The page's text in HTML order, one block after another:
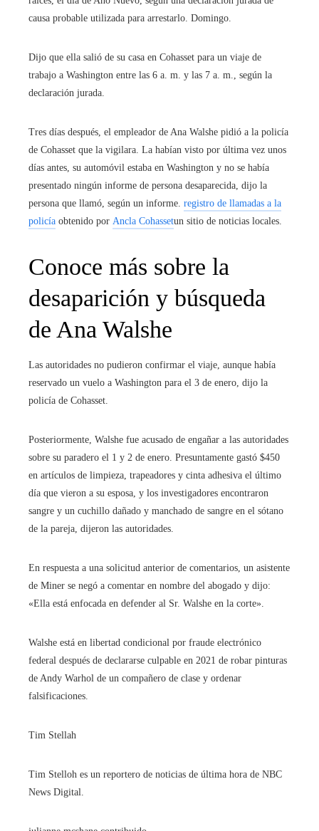
causa probable utilizada para arrestarlo. Domingo.
Dijo que ella salió de su casa en Cohasset para un viaje de
trabajo a Washington entre las 6 a. m. y las 7 a. m., según la
declaración jurada.
Tres días después, el empleador de Ana Walshe pidió a la policía
de Cohasset que la vigilara. La habían visto por última vez unos
días antes, su automóvil estaba en Washington y no se había
presentado ningún informe de persona desaparecida, dijo la
persona que llamó, según un informe. registro de llamadas a la
policía obtenido por Ancla Cohassetun sitio de noticias locales.
Conoce más sobre la
desaparición y búsqueda
de Ana Walshe
Las autoridades no pudieron confirmar el viaje, aunque había
reservado un vuelo a Washington para el 3 de enero, dijo la
policía de Cohasset.
Posteriormente, Walshe fue acusado de engañar a las autoridades
sobre su paradero el 1 y 2 de enero. Presuntamente gastó $450
en artículos de limpieza, trapeadores y cinta adhesiva el último
día que vieron a su esposa, y los investigadores encontraron
sangre y un cuchillo dañado y manchado de sangre en el sótano
de la pareja, dijeron las autoridades.
En respuesta a una solicitud anterior de comentarios, un asistente
de Miner se negó a comentar en nombre del abogado y dijo:
«Ella está enfocada en defender al Sr. Walshe en la corte».
Walshe está en libertad condicional por fraude electrónico
federal después de declararse culpable en 2021 de robar pinturas
de Andy Warhol de un compañero de clase y ordenar
falsificaciones.
Tim Stellah
Tim Stelloh es un reportero de noticias de última hora de NBC
News Digital.